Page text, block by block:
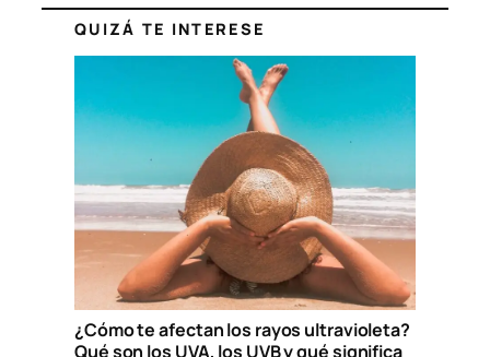
QUIZÁ TE INTERESE
¿Cómo te afectan los rayos ultravioleta?
Qué son los UVA, los UVB y qué significa